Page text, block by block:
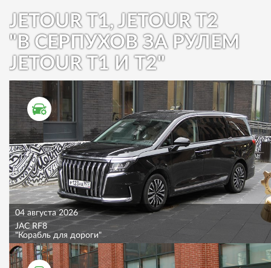
JETOUR T1, JETOUR T2
"В СЕРПУХОВ ЗА РУЛЕМ
JETOUR T1 И T2"
ТЕСТ ДРАЙВ
04 августа 2026
JAC RF8
"Корабль для дороги"